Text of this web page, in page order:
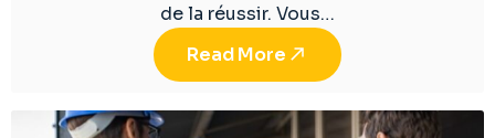
de la réussir. Vous…
Read More